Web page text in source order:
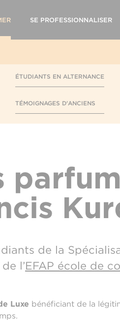
SE PROFESSIONNALISER
ÉTUDIANTS EN ALTERNANCE
TÉMOIGNAGES D'ANCIENS
de la
l’EFAP école de
Luxe bénéficiant de la